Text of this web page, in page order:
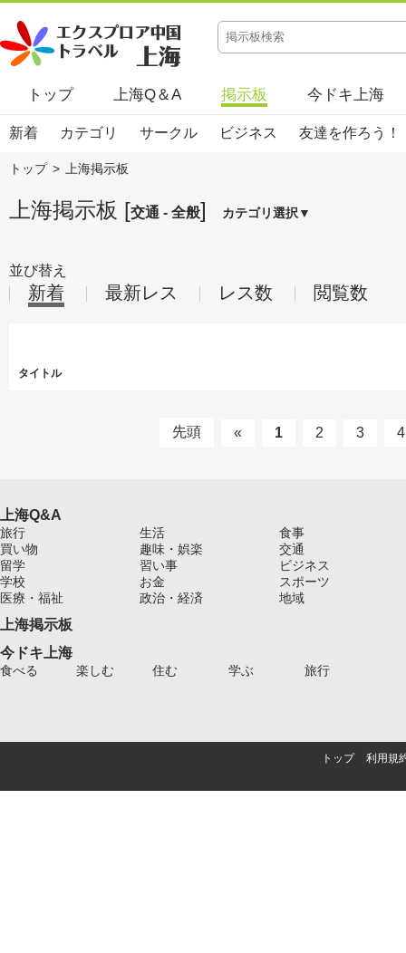
トップ 上海Q＆A 掲示板 今ドキ上海
新着 カテゴリ サークル ビジネス 友達を作ろう！
トップ > 上海掲示板
上海掲示板 [交通 - 全般] カテゴリ選択▼
並び替え
新着 最新レス レス数 閲覧数
タイトル
先頭 « 1 2 3 4
上海Q&A
旅行 生活
食事
買い物
趣味・娯楽
交通
留学
習い事
ビジネス
学校
お金
スポーツ
医療・福祉
政治・経済 地域
上海掲示板
今ドキ上海
食べる 楽しむ 住む 学ぶ 旅行
トップ 利用規